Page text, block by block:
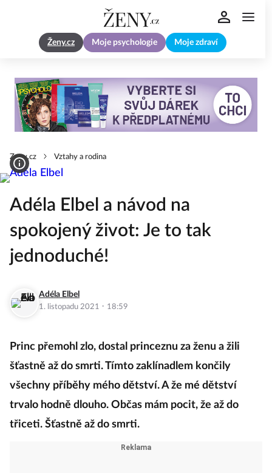
Ženy.cz Moje psychologie Moje zdraví
Zeny.cz Vztahy a rodina
Adéla Elbel a návod na
spokojený život: Je to tak
jednoduché!
Adéla Elbel
1. listopadu 2021 · 18:59
Princ přemohl zlo, dostal princeznu za ženu a žili
šťastně až do smrti. Tímto zaklínadlem končily
všechny příběhy mého dětství. A že mé dětství
trvalo hodně dlouho. Občas mám pocit, že až do
třiceti. Šťastně až do smrti.